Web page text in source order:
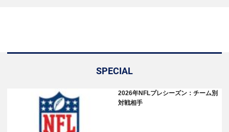
SPECIAL
2026年NFLプレシーズン：チーム別
対戦相手